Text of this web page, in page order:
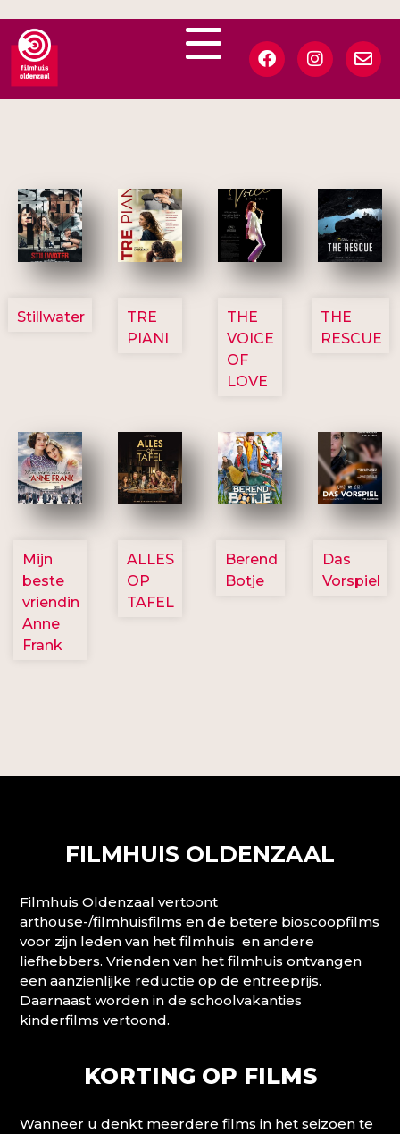
3123
Stillwater
3129
TRE
PIANI
3135
THE
VOICE
OF
LOVE
3148
THE
RESCUE
2757
Mijn
beste
vriendin
Anne
Frank
3154
ALLES
OP
TAFEL
2799
Berend
Botje
2777
Das
Vorspiel
FILMHUIS OLDENZAAL
Filmhuis Oldenzaal vertoont
arthouse-/filmhuisfilms en de betere bioscoopfilms
voor zijn leden van het filmhuis en andere
liefhebbers. Vrienden van het filmhuis ontvangen
een aanzienlijke reductie op de entreeprijs.
Daarnaast worden in de schoolvakanties
kinderfilms vertoond.
KORTING OP FILMS
Wanneer u denkt meerdere films in het seizoen te